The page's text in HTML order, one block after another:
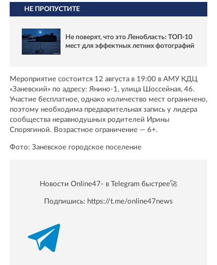
НЕ ПРОПУСТИТЕ
Не поверят, что это Ленобласть: ТОП-10
мест для эффектных летних фотографий
Мероприятие состоится 12 августа в 19:00 в АМУ КДЦ
«Заневский» по адресу: Янино-1, улица Шоссейная, 46.
Участие бесплатное, однако количество мест ограничено,
поэтому необходима предварительная запись у лидера
сообщества неравнодушных родителей Ирины
Спорягиной. Возрастное ограничение — 6+.
Фото: Заневское городское поселение
Новости Online47- в Telegram быстрее🚀
Подпишись: https://t.me/online47news